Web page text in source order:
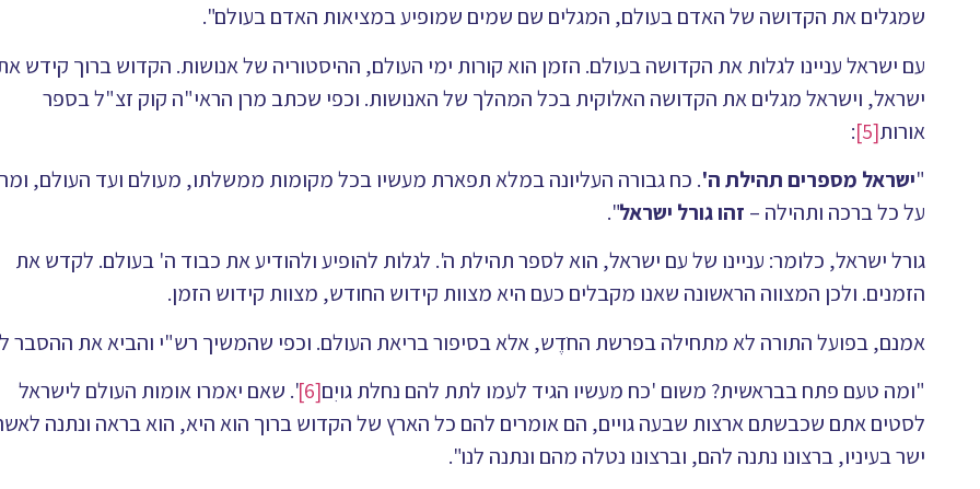
שמגלים את הקדושה של האדם בעולם, המגלים שם שמים שמופיע במציאות האדם בעולם".
עם ישראל עניינו לגלות את הקדושה בעולם. הזמן הוא קורות ימי העולם, ההיסטוריה של אנושות. הקדוש ברוך קידש
ישראל, וישראל מגלים את הקדושה האלוקית בכל המהלך של האנושות. וכפי שכתב מרן הראי"ה קוק זצ"ל בספר
אורות[5]
:
"ישראל מספרים תהילת ה'. כח גבורה העליונה במלא תפארת מעשיו בכל מקומות ממשלתו, מעולם ועד העולם,
על כל ברכה ותהילה – זהו גורל ישראל".
גורל ישראל, כלומר: עניינו של עם ישראל, הוא לספר תהילת ה'. לגלות להופיע ולהודיע את כבוד ה' בעולם. לקדש את
הזמנים. ולכן המצווה הראשונה שאנו מקבלים כעם היא מצוות קידוש החודש, מצוות קידוש הזמן.
אמנם, בפועל התורה לא מתחילה בפרשת החֺדֶש, אלא בסיפור בריאת העולם. וכפי שהמשיך רש"י והביא את ההסבר
"ומה טעם פתח בבראשית? משום 'כח מעשיו הגיד לעמו לתת להם נחלת גויִם[6]
'. שאם יאמרו אומות העולם לישראל
לסטים אתם שכבשתם ארצות שבעה גויים, הם אומרים להם כל הארץ של הקדוש ברוך הוא היא, הוא בראה ונתנה
ישר בעיניו, ברצונו נתנה להם, וברצונו נטלה מהם ונתנה לנו".